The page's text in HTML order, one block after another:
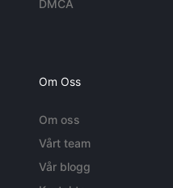
DMCA
Om Oss
Om oss
Vårt team
Vår blogg